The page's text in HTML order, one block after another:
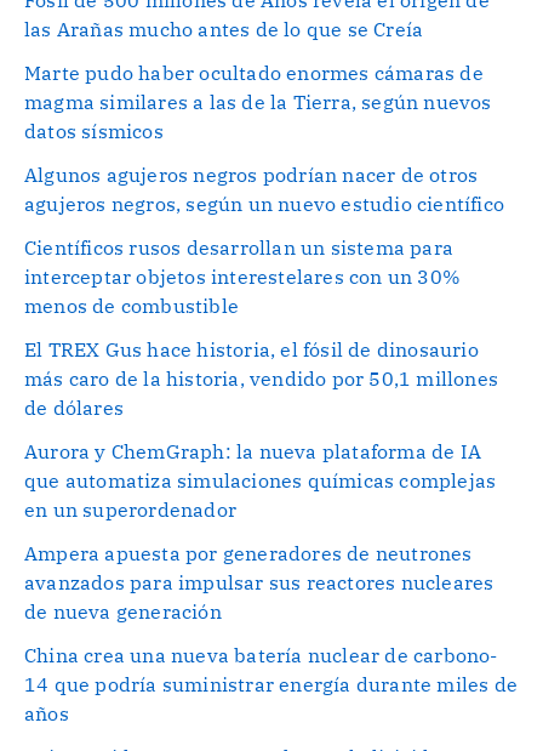
las Arañas mucho antes de lo que se Creía
Marte pudo haber ocultado enormes cámaras de
magma similares a las de la Tierra, según nuevos
datos sísmicos
Algunos agujeros negros podrían nacer de otros
agujeros negros, según un nuevo estudio científico
Científicos rusos desarrollan un sistema para
interceptar objetos interestelares con un 30%
menos de combustible
El TREX Gus hace historia, el fósil de dinosaurio
más caro de la historia, vendido por 50,1 millones
de dólares
Aurora y ChemGraph: la nueva plataforma de IA
que automatiza simulaciones químicas complejas
en un superordenador
Ampera apuesta por generadores de neutrones
avanzados para impulsar sus reactores nucleares
de nueva generación
China crea una nueva batería nuclear de carbono-
14 que podría suministrar energía durante miles de
años